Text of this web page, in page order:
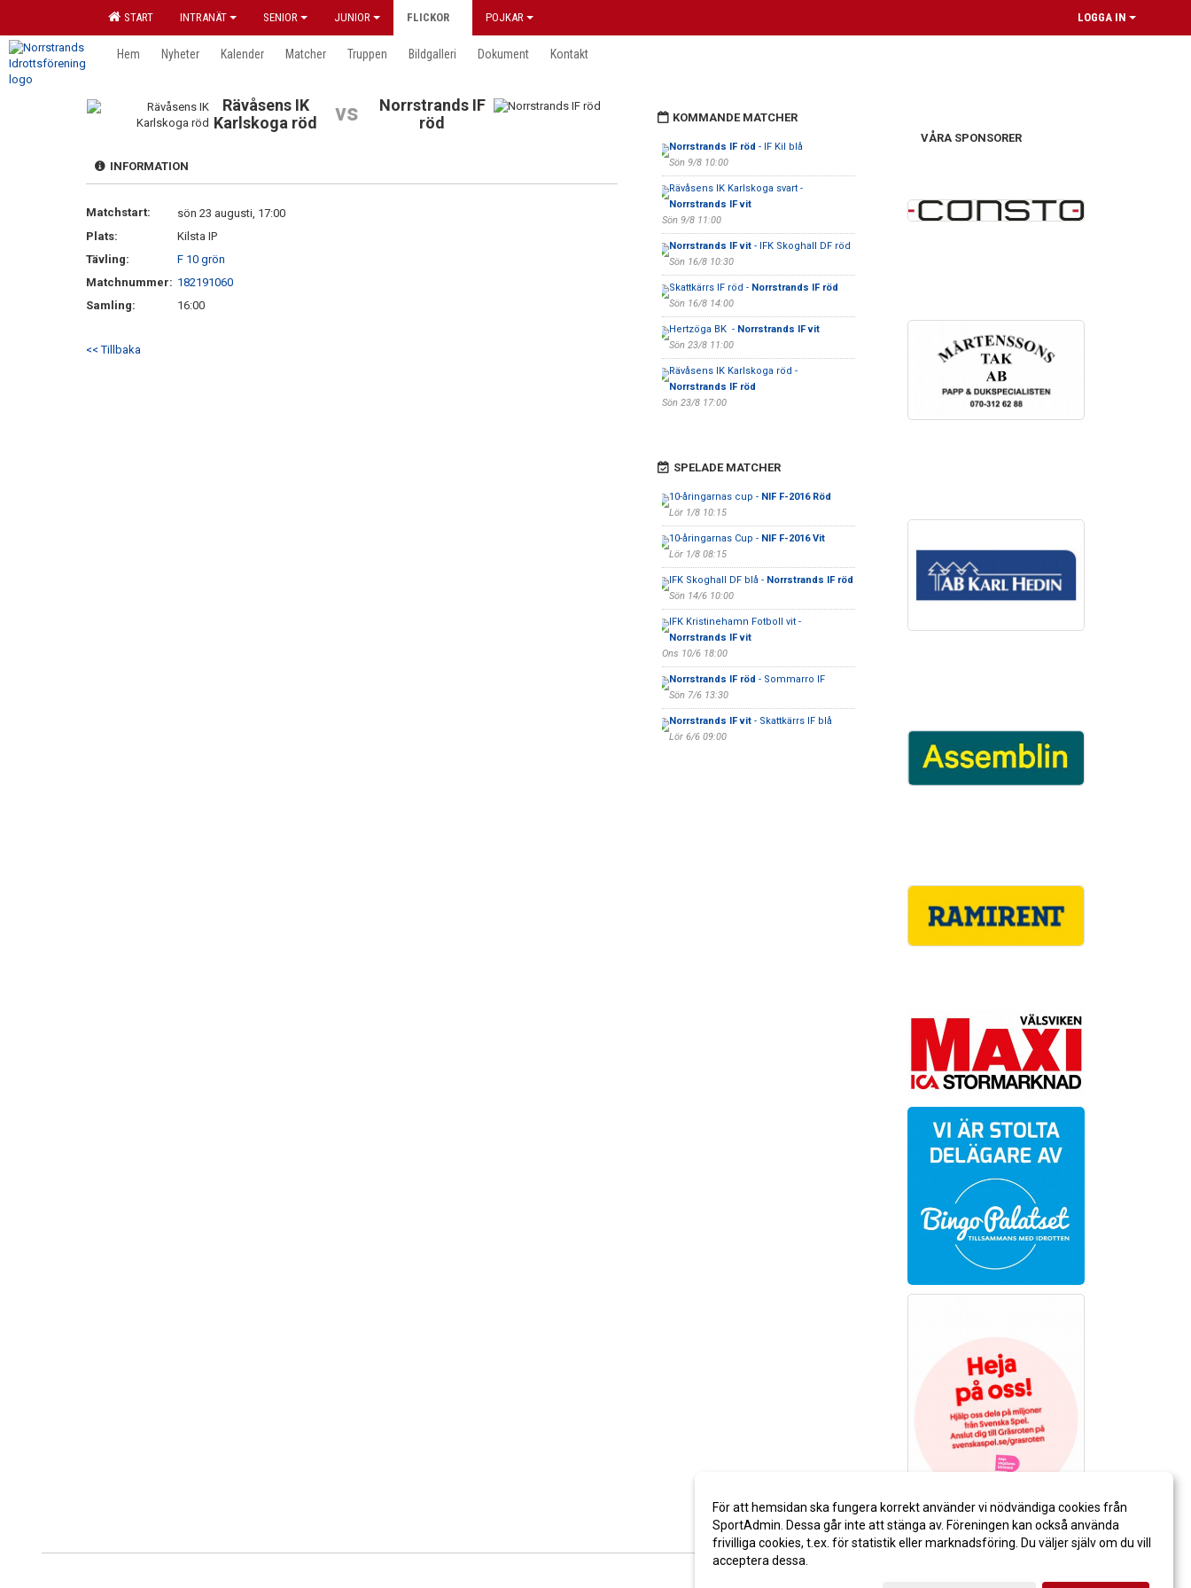
START INTRANÄT SENIOR JUNIOR FLICKOR POJKAR LOGGA IN
Hem Nyheter Kalender Matcher Truppen Bildgalleri Dokument Kontakt
Rävåsens IK
Karlskoga röd
vs
Norrstrands IF
röd
INFORMATION
Matchstart:
sön 23 augusti, 17:00
Plats:
Kilsta IP
Tävling:
F 10 grön
Matchnummer: 182191060
Samling:
16:00
<< Tillbaka
KOMMANDE MATCHER
Norrstrands IF röd - IF Kil blå
Sön 9/8 10:00
Rävåsens IK Karlskoga svart -
Norrstrands IF vit
Sön 9/8 11:00
Norrstrands IF vit- IFK Skoghall DF röd
Sön 16/8 10:30
Skattkärrs IF röd - Norrstrands IF röd
Sön 16/8 14:00
Hertzöga BK - Norrstrands IF vit
Sön 23/8 11:00
Rävåsens IK Karlskoga röd -
Norrstrands IF röd
Sön 23/8 17:00
SPELADE MATCHER
10-åringarnas cup - NIF F-2016 Röd
Lör 1/8 10:15
10-åringarnas Cup - NIF F-2016 Vit
Lör 1/8 08:15
IFK Skoghall DF blå - Norrstrands IF röd
Sön 14/6 10:00
IFK Kristinehamn Fotboll vit -
Norrstrands IF vit
Ons 10/6 18:00
Norrstrands IF röd - Sommarro IF
Sön 7/6 13:30
Norrstrands IF vit- Skattkärrs IF blå
Lör 6/6 09:00
VÅRA SPONSORER
För att hemsidan ska fungera korrekt använder vi nödvändiga cookies från
SportAdmin. Dessa går inte att stänga av. Föreningen kan också använda
frivilliga cookies, t.ex. för statistik eller marknadsföring. Du väljer själv om du vill
acceptera dessa.